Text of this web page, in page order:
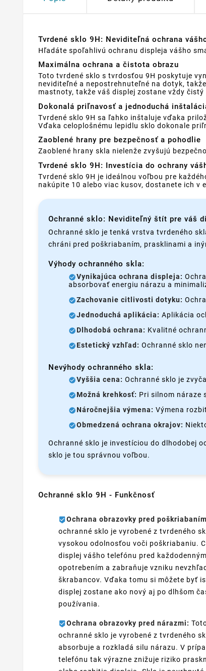
Tvrdené sklo 9H: Neviditeľná ochrana
Hľadáte spoľahlivú ochranu displeja vášho
Maximálna ochrana a čistota obrazu
Toto tvrdené sklo s tvrdosťou 9H poskytuje
neviditeľné a nepostrehnuteľné na dotyk,
mastnoty, takže váš displej zostane vždy čistý
Dokonalá priľnavosť a jednoduchá
Tvrdené sklo 9H sa ľahko inštaluje vďaka
Vďaka celoplošnému lepidlu sklo dokonale
Zaoblené hrany pre bezpečnosť a pohodlie
Zaoblené hrany skla nielenže zvyšujú
Tvrdené sklo 9H: Investícia do ochrany
Tvrdené sklo 9H je ideálnou voľbou pre
nakúpite 10 alebo viac kusov, dostanete ich v
Ochranné sklo: Neviditeľný štít pre váš
Ochranné sklo je tenká vrstva tvrdeného
chráni pred poškriabaním, prasklinami a
Výhody ochranného skla:
Vynikajúca ochrana displeja:
absorbovať energiu nárazu a
Zachovanie citlivosti dotyku:
Jednoduchá aplikácia: Aplikácia
Dlhodobá ochrana: Kvalitné
Estetický vzhľad: Ochranné sklo
Nevýhody ochranného skla:
Vyššia cena: Ochranné sklo je
Možná krehkosť: Pri silnom náraze
Náročnejšia výmena: Výmena
Obmedzená ochrana okrajov:
Ochranné sklo je investíciou do dlhodobej
sklo je tou správnou voľbou.
Ochranné sklo 9H - Funkčnosť
Ochrana obrazovky pred
ochranné sklo je vyrobené z tvrdeného
vysokou odolnosťou voči poškriabaniu.
displej vášho telefónu pred každodenným
opotrebením a zabraňuje vzniku
škrabancov. Vďaka tomu si môžete byť
displej zostane ako nový aj po dlhšom
používania.
Ochrana obrazovky pred nárazmi:
ochranné sklo je vyrobené z tvrdeného
absorbuje a rozkladá silu nárazu. V
telefónu tak výrazne znižuje riziko